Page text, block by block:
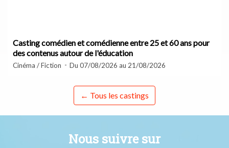
Casting comédien et comédienne entre 25 et 60 ans pour
des contenus autour de l'éducation
Cinéma / Fiction Du 07/08/2026 au 21/08/2026
← Tous les castings
Nous suivre sur